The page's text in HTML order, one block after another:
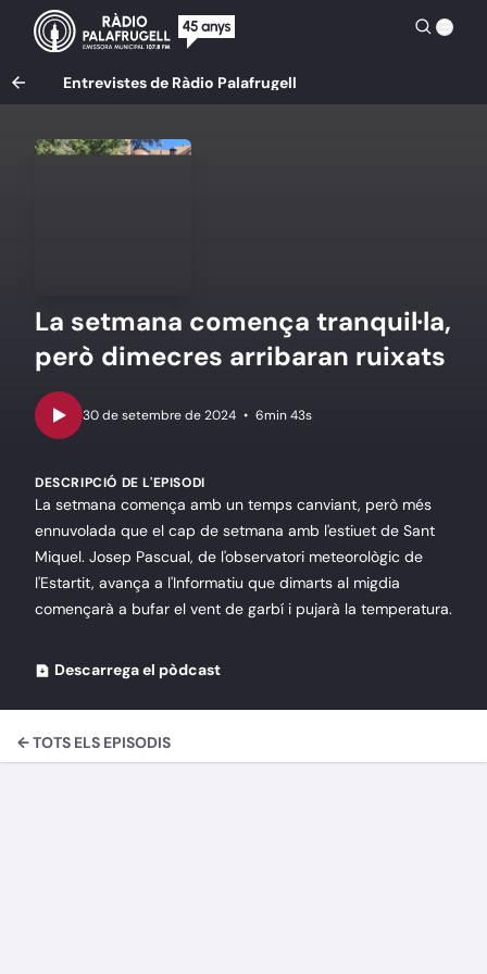
Entrevistes de Ràdio Palafrugell
La setmana comença tranquil·la,
però dimecres arribaran ruixats
• 6min 43s
DESCRIPCIÓ DE L'EPISODI
La setmana comença amb un temps canviant, però més
ennuvolada que el cap de setmana amb l'estiuet de Sant
Miquel. Josep Pascual, de l'observatori meteorològic de
l'Estartit, avança a l'Informatiu que dimarts al migdia
començarà a bufar el vent de garbí i pujarà la temperatura.
Descarrega el pòdcast
← TOTS ELS EPISODIS